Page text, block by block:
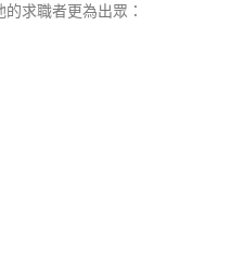
求職者更為出眾：